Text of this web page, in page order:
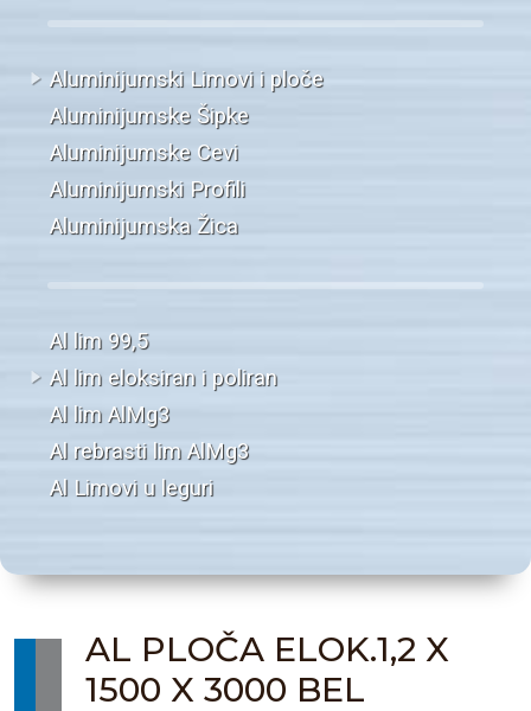
Aluminijumski Limovi i ploče
Aluminijumske Šipke
Aluminijumske Cevi
Aluminijumski Profili
Aluminijumska Žica
Al lim 99,5
Al lim eloksiran i poliran
Al lim AlMg3
Al rebrasti lim AlMg3
Al Limovi u leguri
AL PLOČA ELOK.1,2 X
1500 X 3000 BEL